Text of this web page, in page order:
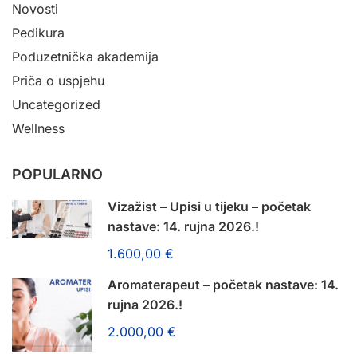
Novosti
Pedikura
Poduzetnička akademija
Priča o uspjehu
Uncategorized
Wellness
POPULARNO
Vizažist – Upisi u tijeku – početak
nastave: 14. rujna 2026.!
1.600,00 €
Aromaterapeut – početak nastave: 14.
rujna 2026.!
2.000,00 €